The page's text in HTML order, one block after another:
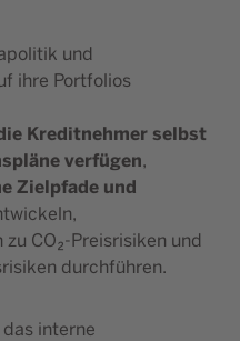
und
ihre Portfolios
Kreditnehmer selbst
verfügen,
Zielpfade und
CO₂-Preisrisiken und
durchführen.
interne